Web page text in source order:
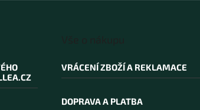
VRÁCENÍ ZBOŽÍ A REKLAMACE
DOPRAVA A PLATBA